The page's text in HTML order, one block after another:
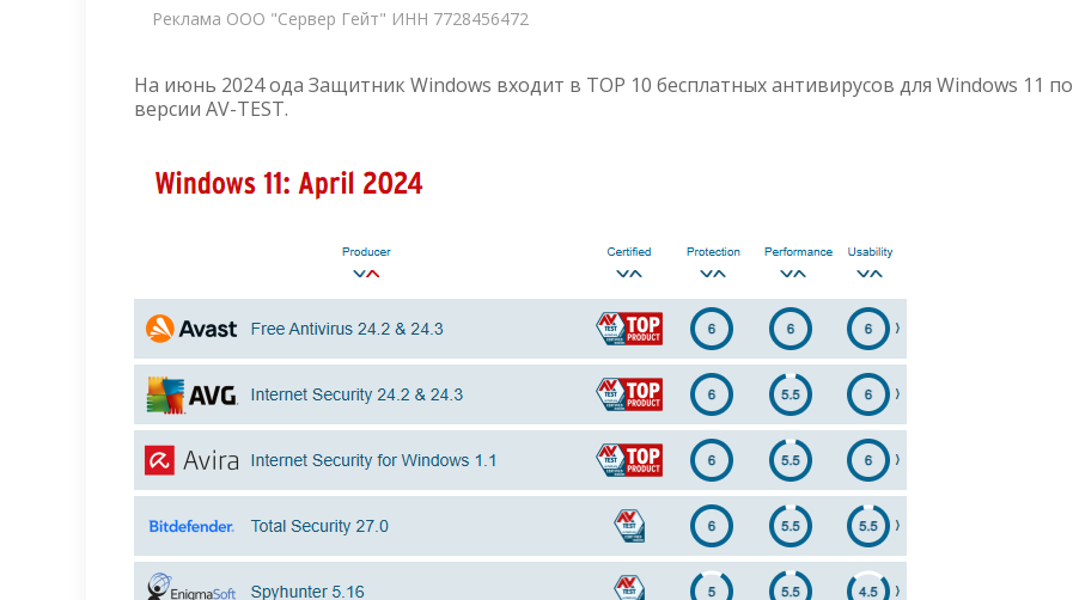
Реклама ООО "Сервер Гейт" ИНН 7728456472
На июнь 2024 ода Защитник Windows входит в TOP 10 бесплатных антивирусов для Windows 11 по
версии AV-TEST.